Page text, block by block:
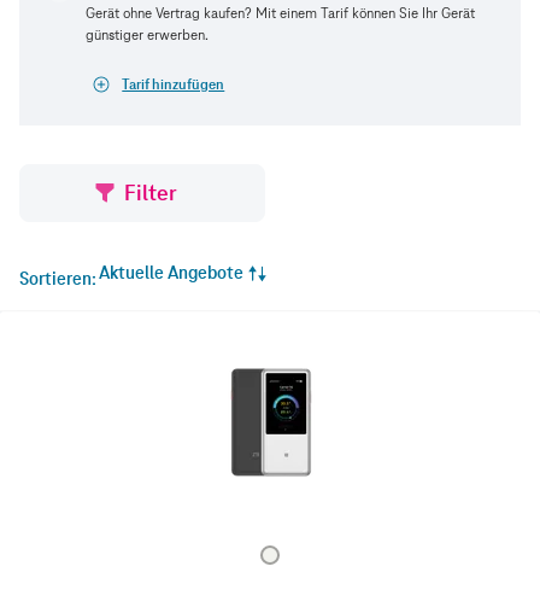
Gerät ohne Vertrag kaufen? Mit einem Tarif können Sie Ihr Gerät
günstiger erwerben.
Tarif hinzufügen
Filter
Sortieren Aktuelle Angebote